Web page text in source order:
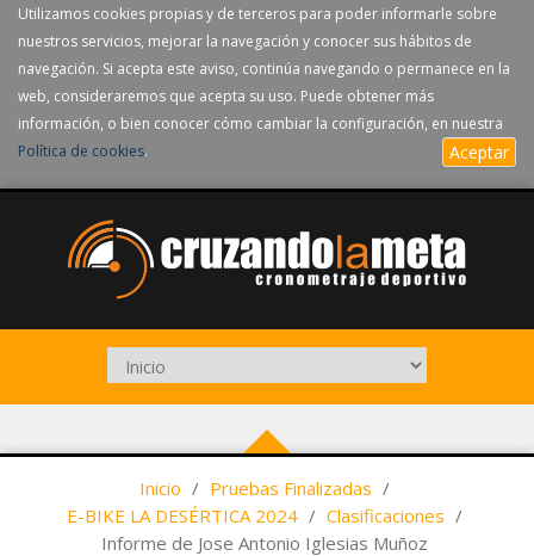
Utilizamos cookies propias y de terceros para poder informarle sobre
nuestros servicios, mejorar la navegación y conocer sus hábitos de
navegación. Si acepta este aviso, continúa navegando o permanece en la
web, consideraremos que acepta su uso. Puede obtener más
información, o bien conocer cómo cambiar la configuración, en nuestra
Política de cookies. Aceptar
Inicio / Pruebas Finalizadas /
E-BIKE LA DESÉRTICA 2024 / Clasificaciones /
Informe de Jose Antonio Iglesias Muñoz